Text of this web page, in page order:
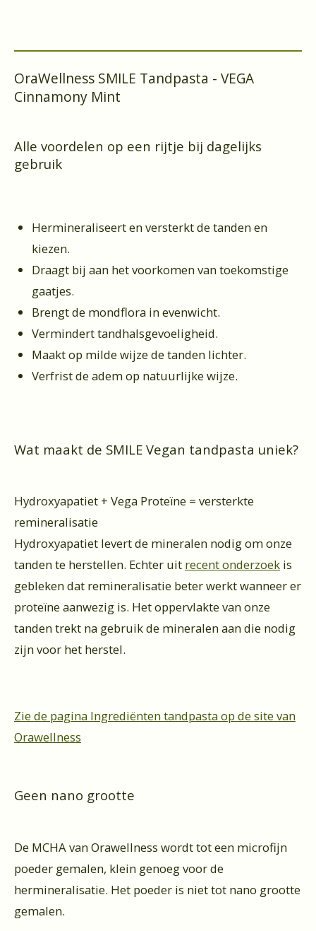
OraWellness SMILE Tandpasta - VEGA
Cinnamony Mint
Alle voordelen op een rijtje bij dagelijks
gebruik
Hermineraliseert en versterkt de tanden en
kiezen.
Draagt bij aan het voorkomen van toekomstige
gaatjes.
Brengt de mondflora in evenwicht.
Vermindert tandhalsgevoeligheid.
Maakt op milde wijze de tanden lichter.
Verfrist de adem op natuurlijke wijze.
Wat maakt de SMILE Vegan tandpasta uniek?
Hydroxyapatiet + Vega Proteïne = versterkte
remineralisatie
Hydroxyapatiet levert de mineralen nodig om onze
tanden te herstellen. Echter uit recent onderzoek is
gebleken dat remineralisatie beter werkt wanneer er
proteïne aanwezig is. Het oppervlakte van onze
tanden trekt na gebruik de mineralen aan die nodig
zijn voor het herstel.
Zie de pagina Ingrediënten tandpasta op de site van
Orawellness
Geen nano grootte
De MCHA van Orawellness wordt tot een microfijn
poeder gemalen, klein genoeg voor de
hermineralisatie. Het poeder is niet tot nano grootte
gemalen.